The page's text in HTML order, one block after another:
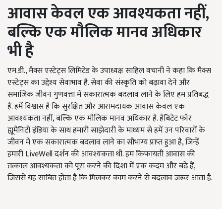
आवास केवल एक आवश्यकता नहीं,
बल्कि एक मौलिक मानव अधिकार
भी है
एम.डी., मैक्स एस्टेट्स लिमिटेड के उपाध्यक्ष साहिल वचानी ने कहा कि मैक्स
एस्टेट्स का उद्देश्य सेवाभाव है. सेवा की संस्कृति को बढ़ावा देने और
समाजिक जीवन गुणवत्ता में सकारात्मक बदलाव लाने के लिए हम प्रतिबद्ध
हैं. हमें विश्वास है कि सुरक्षित और आरामदायक आवास केवल एक
आवश्यकता नहीं, बल्कि एक मौलिक मानव अधिकार है. हैबिटेट फॉर
ह्यूमैनिटी इंडिया के साथ हमारी साझेदारी के माध्यम से हमें उन परिवारों के
जीवन में एक सकारात्मक बदलाव लाने का सौभाग्य प्राप्त हुआ है, जिन्हें
हमारी LiveWell दर्शन की आवश्यकता थी. हम किफायती आवास की
तत्काल आवश्यकता को पूरा करने की दिशा में एक कदम और बढ़े हैं,
जिससे यह साबित होता है कि मिलकर काम करने से बदलाव जरूर आता है.